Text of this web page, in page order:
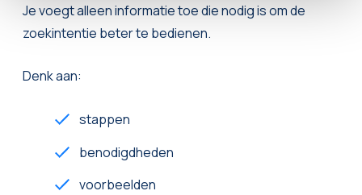
Je voegt alleen informatie toe die nodig is om de
zoekintentie beter te bedienen.
Denk aan:
stappen
benodigdheden
voorbeelden